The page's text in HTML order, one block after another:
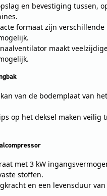
en bevestiging tussen,
formaat zijn verschillende
maakt
van de bodemplaat van
op het deksel maken veilig
met 3 kW
stoffen.
en een levensduur